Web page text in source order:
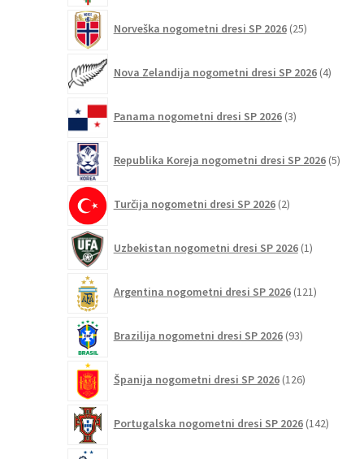
Norveška nogometni dresi SP 2026 25izdelkov
Nova Zelandija nogometni dresi SP 2026 4izdelki
Panama nogometni dresi SP 2026 3izdelki
Republika Koreja nogometni dresi SP 2026 5
Turčija nogometni dresi SP 2026 2izdelka
Uzbekistan nogometni dresi SP 2026 1izdelek
Argentina nogometni dresi SP 2026 121izdelkov
Brazilija nogometni dresi SP 2026 93izdelkov
Španija nogometni dresi SP 2026 126izdelkov
Portugalska nogometni dresi SP 2026 142